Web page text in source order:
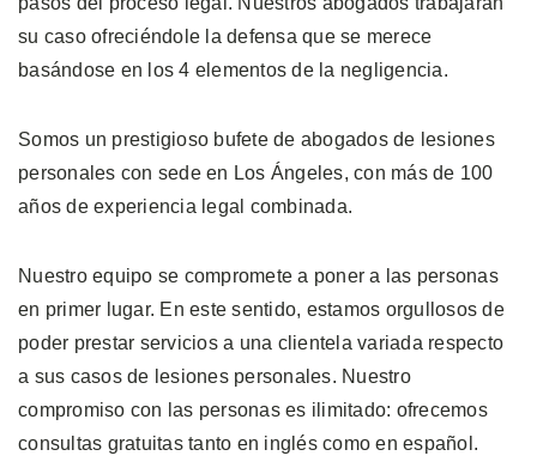
su caso ofreciéndole la defensa que se merece
basándose en los 4 elementos de la negligencia.
Somos un prestigioso bufete de abogados de lesiones
personales con sede en Los Ángeles, con más de 100
años de experiencia legal combinada.
Nuestro equipo se compromete a poner a las personas
en primer lugar. En este sentido, estamos orgullosos de
poder prestar servicios a una clientela variada respecto
a sus casos de lesiones personales. Nuestro
compromiso con las personas es ilimitado: ofrecemos
consultas gratuitas tanto en inglés como en español.